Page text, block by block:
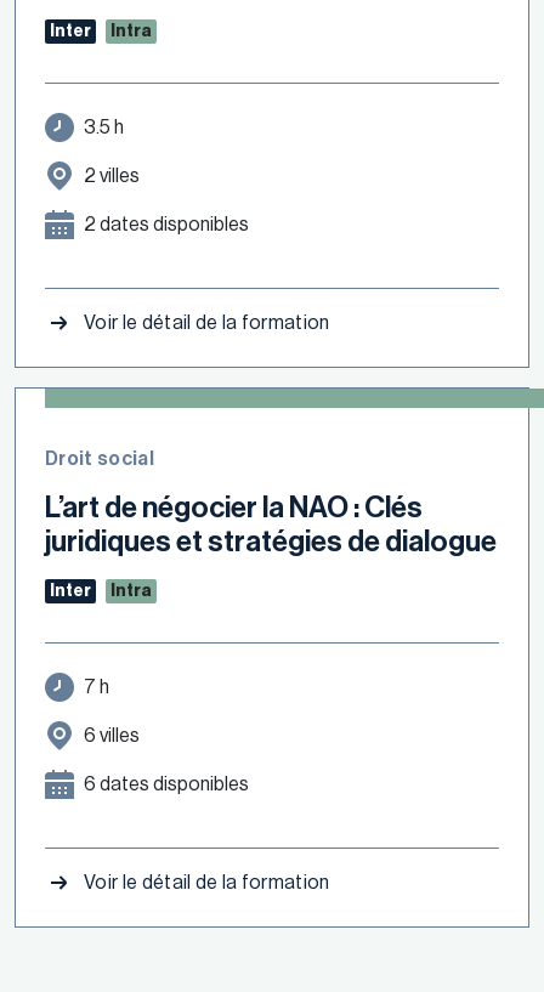
Inter Intra
3.5 h
2 villes
2 dates disponibles
Voir le détail de la formation
Droit social
L’art de négocier la NAO : Clés
juridiques et stratégies de dialogue
Inter Intra
7 h
6 villes
6 dates disponibles
Voir le détail de la formation